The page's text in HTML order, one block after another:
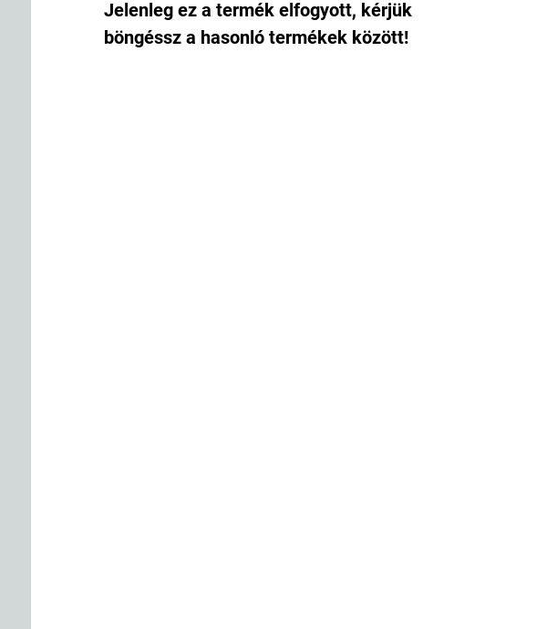
Jelenleg ez a termék elfogyott, kérjük
böngéssz a hasonló termékek között!